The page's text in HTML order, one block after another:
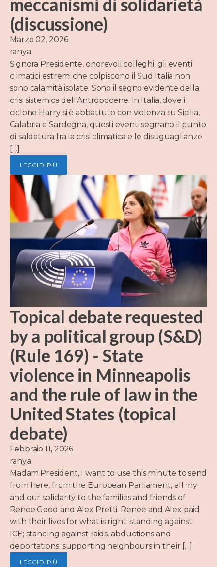
meccanismi di solidarietà
(discussione)
Marzo 02, 2026
ranya
Signora Presidente, onorevoli colleghi, gli eventi
climatici estremi che colpiscono il Sud Italia non
sono calamità isolate. Sono il segno evidente della
crisi sistemica dell'Antropocene. In Italia, dove il
ciclone Harry si è abbattuto con violenza su Sicilia,
Calabria e Sardegna, questi eventi segnano il punto
di saldatura fra la crisi climatica e le disuguaglianze
[…]
LEGGI DI PIÙ
Topical debate requested
by a political group (S&D)
(Rule 169) - State
violence in Minneapolis
and the rule of law in the
United States (topical
debate)
Febbraio 11, 2026
ranya
Madam President, I want to use this minute to send
from here, from the European Parliament, all my
and our solidarity to the families and friends of
Renee Good and Alex Pretti. Renee and Alex paid
with their lives for what is right: standing against
ICE; standing against raids, abductions and
deportations; supporting neighbours in their […]
LEGGI DI PIÙ